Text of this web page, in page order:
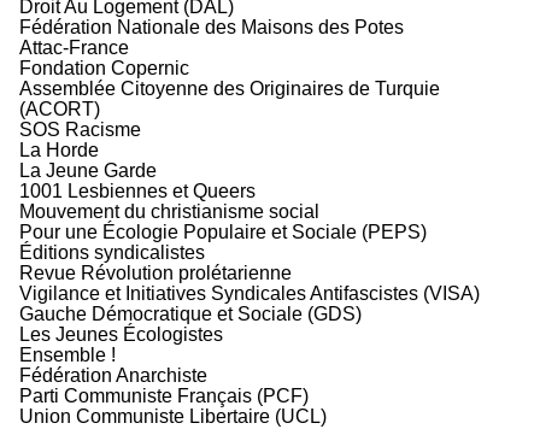
Droit Au Logement (DAL)
Fédération Nationale des Maisons des Potes
Attac-France
Fondation Copernic
Assemblée Citoyenne des Originaires de Turquie
(ACORT)
SOS Racisme
La Horde
La Jeune Garde
1001 Lesbiennes et Queers
Mouvement du christianisme social
Pour une Écologie Populaire et Sociale (PEPS)
Éditions syndicalistes
Revue Révolution prolétarienne
Vigilance et Initiatives Syndicales Antifascistes (VISA)
Gauche Démocratique et Sociale (GDS)
Les Jeunes Écologistes
Ensemble !
Fédération Anarchiste
Parti Communiste Français (PCF)
Union Communiste Libertaire (UCL)